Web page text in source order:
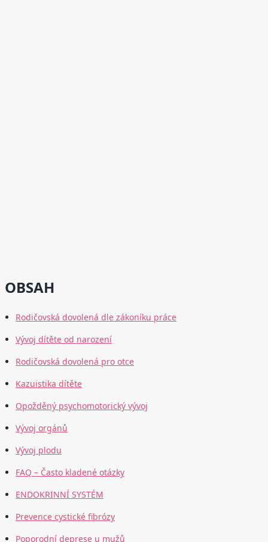
OBSAH
Rodičovská dovolená dle zákoníku práce
Vývoj dítěte od narození
Rodičovská dovolená pro otce
Kazuistika dítěte
Opožděný psychomotorický vývoj
Vývoj orgánů
Vývoj plodu
FAQ – Často kladené otázky
ENDOKRINNÍ SYSTÉM
Prevence cystické fibrózy
Poporodní deprese u mužů